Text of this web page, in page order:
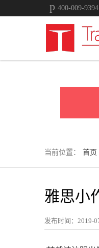
400-009-9394
当前位置： 首页
雅思小
发布时间：2019-